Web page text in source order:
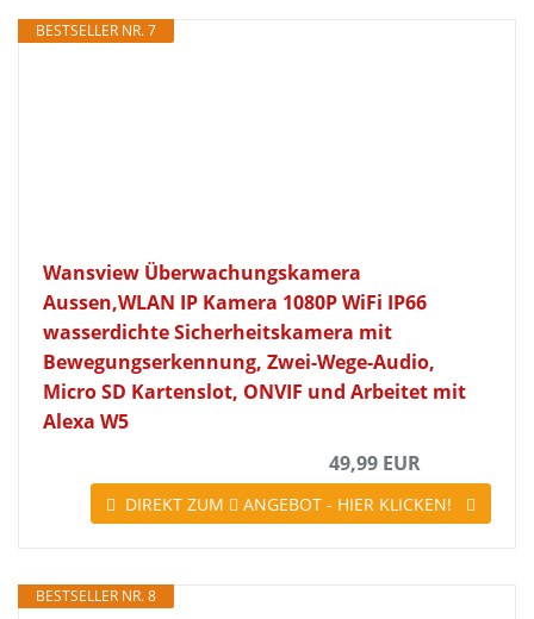
BESTSELLER NR. 7
Wansview Überwachungskamera
Aussen,WLAN IP Kamera 1080P WiFi IP66
wasserdichte Sicherheitskamera mit
Bewegungserkennung, Zwei-Wege-Audio,
Micro SD Kartenslot, ONVIF und Arbeitet mit
Alexa W5
49,99 EUR
DIREKT ZUM ANGEBOT - HIER KLICKEN!
BESTSELLER NR. 8